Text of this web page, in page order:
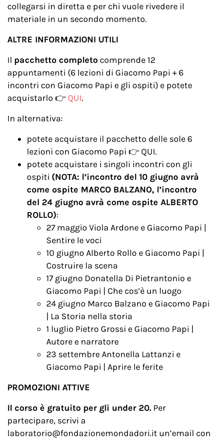
collegarsi in diretta e per chi vuole rivedere il
materiale in un secondo momento.​
ALTRE INFORMAZIONI UTILI
Il pacchetto completo comprende 12
appuntamenti (6 lezioni di Giacomo Papi + 6
incontri con Giacomo Papi e gli ospiti) e potete
acquistarlo 👉​ QUI.
In alternativa:
potete acquistare il pacchetto delle sole 6
lezioni con Giacomo Papi 👉​ QUI.
potete acquistare i singoli incontri con gli
ospiti (NOTA: l’incontro del 10 giugno avrà
come ospite MARCO BALZANO, l’incontro
del 24 giugno avrà come ospite ALBERTO
ROLLO):
27 maggio Viola Ardone e Giacomo Papi |
Sentire le voci
10 giugno Alberto Rollo e Giacomo Papi |
Costruire la scena
17 giugno Donatella Di Pietrantonio e
Giacomo Papi | Che cos’è un luogo
24 giugno Marco Balzano e Giacomo Papi
| La Storia nella storia
1 luglio Pietro Grossi e Giacomo Papi |
Autore e narratore
23 settembreAntonella Lattanzi e
Giacomo Papi | Aprire le ferite
PROMOZIONI ATTIVE
Il corso è gratuito per gli under 20. Per
partecipare, scrivi a
laboratorio@fondazionemondadori.it un’email con